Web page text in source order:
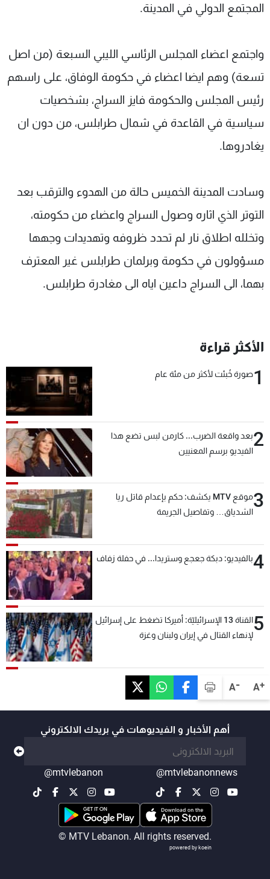
A+
A-
المجتمع الدولي في المدينة.
واجتمع اعضاء المجلس الرئاسي الليبي السبعة (من اصل
تسعة) وهم ايضا اعضاء في حكومة الوفاق، على راسهم
رئيس المجلس والحكومة فايز السراج، بشخصيات
سياسية في القاعدة في شمال طرابلس، من دون ان
يغادروها.
وسادت المدينة الخميس حالة من الهدوء والترقب بعد
التوتر الذي اثاره وصول السراج واعضاء من حكومته،
وتخلله اطلاق نار لم تحدد ظروفه وتهديدات وجهها
مسؤولون في حكومة وبرلمان طرابلس غير المعترف
بهما، الى السراج داعين اياه الى مغادرة طرابلس.
الأكثر قراءة
1صورة خُبئت لأكثر من مئة عام
2بعد واقعة الضرب... كارمن لبس تضع هذا
الفيديو برسم المعنيين
3
موقع MTV يكشف: حكم بإعدام قاتل ريا
الشدياق… وتفاصيل الجريمة
4بالفيديو: دبكة جعجع وستريدا... في حفلة زفاف
5
القناة 13 الإسرائيليّة: أميركا تضغط على إسرائيل
لإنهاء القتال في إيران ولبنان وغزة
أهم الأخبار و الفيديوهات في بريدك الالكتروني
@mtvlebanonnews
@mtvlebanon
© MTV Lebanon. All rights reserved.
powered by koein